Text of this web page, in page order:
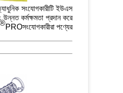
সংযোগকারীটি ইউএস
কর্মক্ষমতা প্রদান করে
®PROসংযোগকারীরা পণ্যের